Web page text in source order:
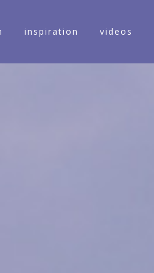
inspiration videos